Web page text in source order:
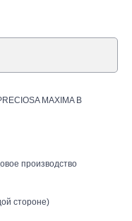
MAXIMA В
производство
стороне)